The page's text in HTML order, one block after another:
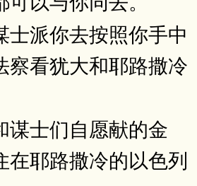
士派你去按照你手中
察看犹大和耶路撒冷
谋士们自愿献的金
在耶路撒冷的以色列